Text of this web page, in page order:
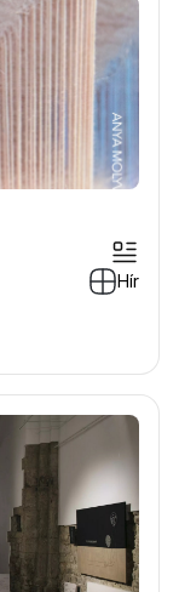
Hír